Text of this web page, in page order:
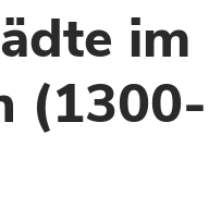
im
(1300-